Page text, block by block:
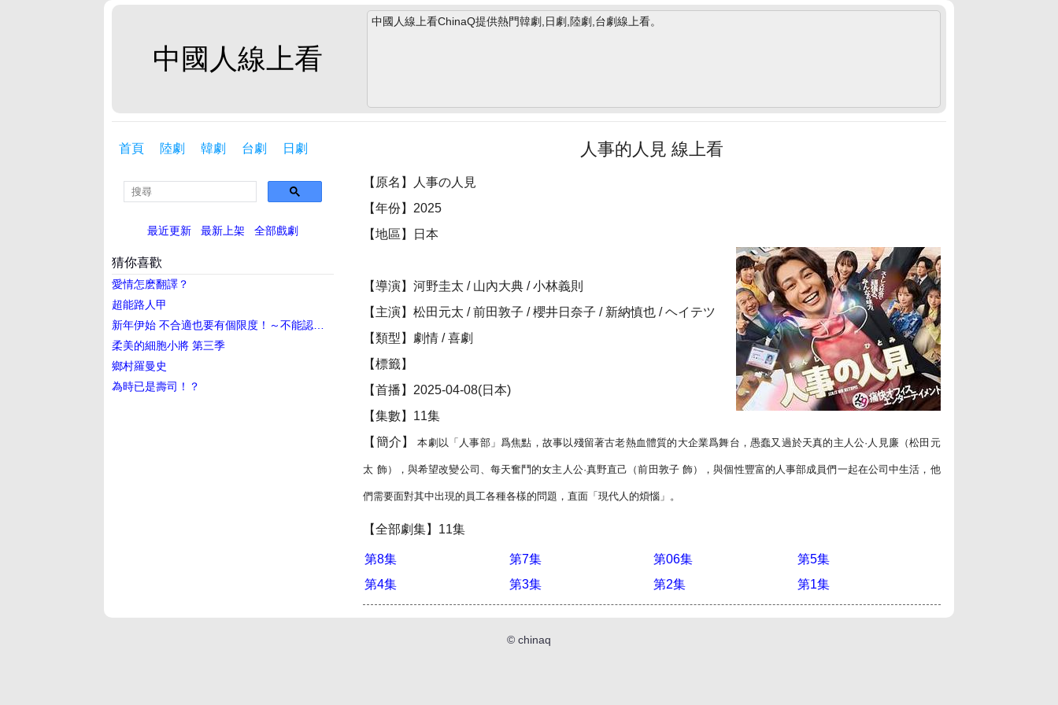
中國人線上看
中國人線上看ChinaQ提供熱門韓劇,日劇,陸劇,台劇線上看。
首頁 陸劇 韓劇 台劇 日劇
最近更新 最新上架 全部戲劇
人事的人見 線上看
【原名】人事の人見
【年份】2025
【地區】日本
【導演】河野圭太 / 山內大典 / 小林義則
【主演】松田元太 / 前田敦子 / 櫻井日奈子 / 新納慎也 / ヘイテツ
【類型】劇情 / 喜劇
【標籤】
【首播】2025-04-08(日本)
【集數】11集
【簡介】本劇以「人事部」爲焦點，故事以殘留著古老熱血體質的大企業爲舞台，愚蠢又過於天真的主人公·人見廉（松田元
太 飾），與希望改變公司、每天奮鬥的女主人公·真野直己（前田敦子 飾），與個性豐富的人事部成員們一起在公司中生活，他
們需要面對其中出現的員工各種各樣的問題，直面「現代人的煩惱」。
【全部劇集】11集
第8集 第7集 第06集
第5集
第4集
第3集 第2集 第1集
猜你喜歡
愛情怎麽翻譯？
超能路人甲
柔美的細胞小將 第三季
鄉村羅曼史
為時已是壽司！？
© chinaq